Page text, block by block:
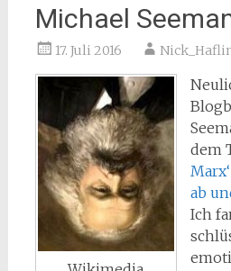
Michael
17. Juli 2016
dem
ab
Ich